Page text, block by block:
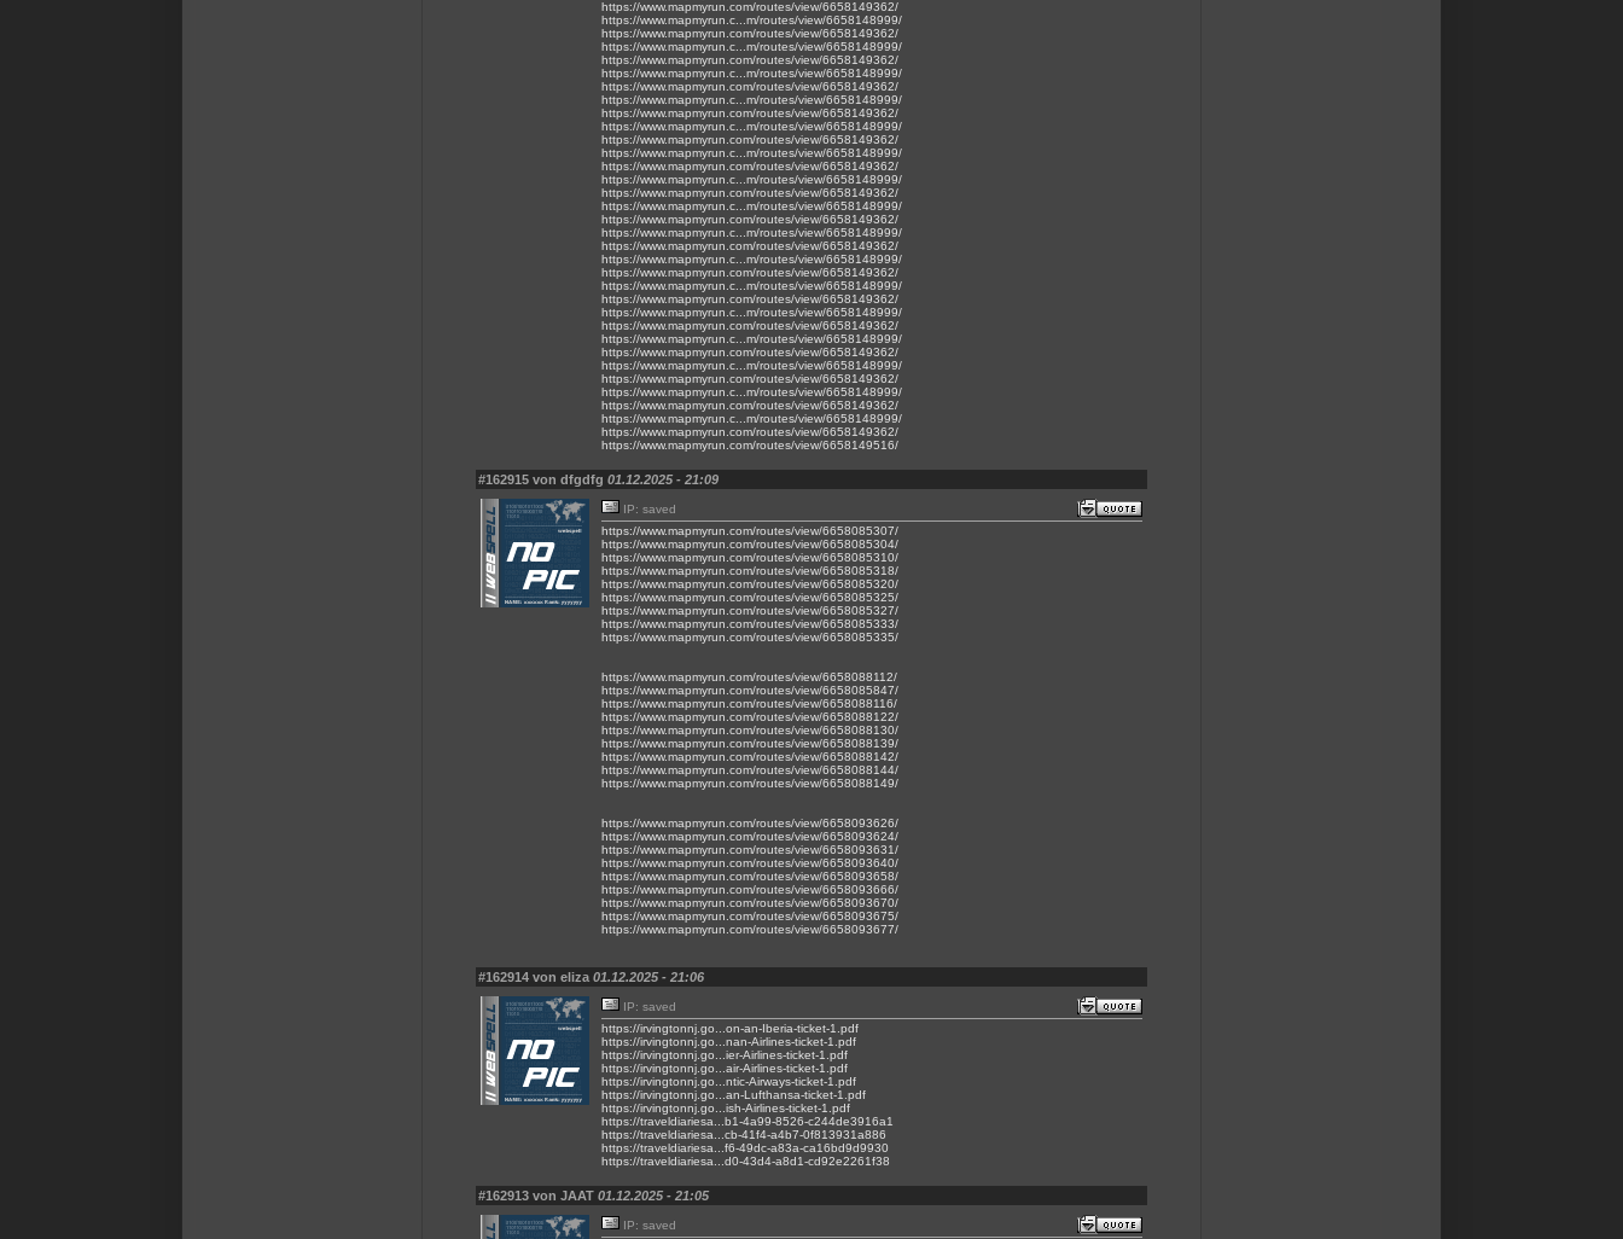
https://www.mapmyrun.com/routes/view/6658149362/
https://www.mapmyrun.c...m/routes/view/6658148999/
https://www.mapmyrun.com/routes/view/6658149362/
https://www.mapmyrun.c...m/routes/view/6658148999/
https://www.mapmyrun.com/routes/view/6658149362/
https://www.mapmyrun.c...m/routes/view/6658148999/
https://www.mapmyrun.com/routes/view/6658149362/
https://www.mapmyrun.c...m/routes/view/6658148999/
https://www.mapmyrun.com/routes/view/6658149362/
https://www.mapmyrun.c...m/routes/view/6658148999/
https://www.mapmyrun.com/routes/view/6658149362/
https://www.mapmyrun.c...m/routes/view/6658148999/
https://www.mapmyrun.com/routes/view/6658149362/
https://www.mapmyrun.c...m/routes/view/6658148999/
https://www.mapmyrun.com/routes/view/6658149362/
https://www.mapmyrun.c...m/routes/view/6658148999/
https://www.mapmyrun.com/routes/view/6658149362/
https://www.mapmyrun.c...m/routes/view/6658148999/
https://www.mapmyrun.com/routes/view/6658149362/
https://www.mapmyrun.c...m/routes/view/6658148999/
https://www.mapmyrun.com/routes/view/6658149362/
https://www.mapmyrun.c...m/routes/view/6658148999/
https://www.mapmyrun.com/routes/view/6658149362/
https://www.mapmyrun.c...m/routes/view/6658148999/
https://www.mapmyrun.com/routes/view/6658149362/
https://www.mapmyrun.c...m/routes/view/6658148999/
https://www.mapmyrun.com/routes/view/6658149362/
https://www.mapmyrun.c...m/routes/view/6658148999/
https://www.mapmyrun.com/routes/view/6658149362/
https://www.mapmyrun.c...m/routes/view/6658148999/
https://www.mapmyrun.com/routes/view/6658149362/
https://www.mapmyrun.c...m/routes/view/6658148999/
https://www.mapmyrun.com/routes/view/6658149362/
https://www.mapmyrun.com/routes/view/6658149516/
#162915 von dfgdfg 01.12.2025 - 21:09
IP: saved
https://www.mapmyrun.com/routes/view/6658085307/
https://www.mapmyrun.com/routes/view/6658085304/
https://www.mapmyrun.com/routes/view/6658085310/
https://www.mapmyrun.com/routes/view/6658085318/
https://www.mapmyrun.com/routes/view/6658085320/
https://www.mapmyrun.com/routes/view/6658085325/
https://www.mapmyrun.com/routes/view/6658085327/
https://www.mapmyrun.com/routes/view/6658085333/
https://www.mapmyrun.com/routes/view/6658085335/
https://www.mapmyrun.com/routes/view/6658088112/
https://www.mapmyrun.com/routes/view/6658085847/
https://www.mapmyrun.com/routes/view/6658088116/
https://www.mapmyrun.com/routes/view/6658088122/
https://www.mapmyrun.com/routes/view/6658088130/
https://www.mapmyrun.com/routes/view/6658088139/
https://www.mapmyrun.com/routes/view/6658088142/
https://www.mapmyrun.com/routes/view/6658088144/
https://www.mapmyrun.com/routes/view/6658088149/
https://www.mapmyrun.com/routes/view/6658093626/
https://www.mapmyrun.com/routes/view/6658093624/
https://www.mapmyrun.com/routes/view/6658093631/
https://www.mapmyrun.com/routes/view/6658093640/
https://www.mapmyrun.com/routes/view/6658093658/
https://www.mapmyrun.com/routes/view/6658093666/
https://www.mapmyrun.com/routes/view/6658093670/
https://www.mapmyrun.com/routes/view/6658093675/
https://www.mapmyrun.com/routes/view/6658093677/
#162914 von eliza 01.12.2025 - 21:06
IP: saved
https://irvingtonnj.go...on-an-Iberia-ticket-1.pdf
https://irvingtonnj.go...nan-Airlines-ticket-1.pdf
https://irvingtonnj.go...ier-Airlines-ticket-1.pdf
https://irvingtonnj.go...air-Airlines-ticket-1.pdf
https://irvingtonnj.go...ntic-Airways-ticket-1.pdf
https://irvingtonnj.go...an-Lufthansa-ticket-1.pdf
https://irvingtonnj.go...ish-Airlines-ticket-1.pdf
https://traveldiariesa...b1-4a99-8526-c244de3916a1
https://traveldiariesa...cb-41f4-a4b7-0f813931a886
https://traveldiariesa...f6-49dc-a83a-ca16bd9d9930
https://traveldiariesa...d0-43d4-a8d1-cd92e2261f38
#162913 von JAAT 01.12.2025 - 21:05
IP: saved